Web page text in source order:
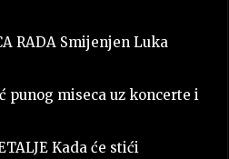
RADA Smijenjen Luka
punog miseca uz koncerte i
Kada će stići